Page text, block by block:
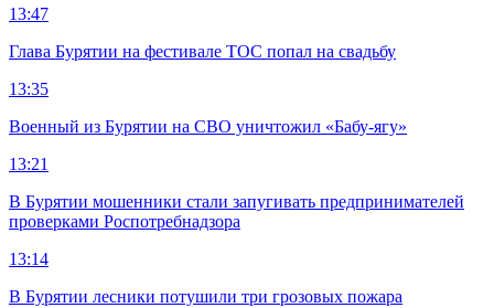
13:47
Глава Бурятии на фестивале ТОС попал на свадьбу
13:35
Военный из Бурятии на СВО уничтожил «Бабу-ягу»
13:21
В Бурятии мошенники стали запугивать предпринимателей
проверками Роспотребнадзора
13:14
В Бурятии лесники потушили три грозовых пожара